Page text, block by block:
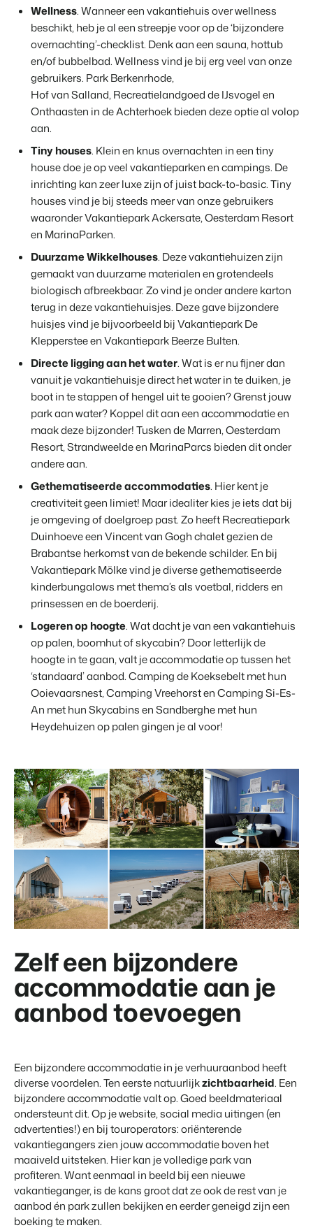
Wellness. Wanneer een vakantiehuis over wellness
beschikt, heb je al een streepje voor op de ‘bijzondere
overnachting’-checklist. Denk aan een sauna, hottub
en/of bubbelbad. Wellness vind je bij erg veel van onze
gebruikers. Park Berkenrhode,
Hof van Salland, Recreatielandgoed de IJsvogel en
Onthaasten in de Achterhoek bieden deze optie al volop
aan.
Tiny houses. Klein en knus overnachten in een tiny
house doe je op veel vakantieparken en campings. De
inrichting kan zeer luxe zijn of juist back-to-basic. Tiny
houses vind je bij steeds meer van onze gebruikers
waaronder Vakantiepark Ackersate, Oesterdam Resort
en MarinaParken.
Duurzame Wikkelhouses. Deze vakantiehuizen zijn
gemaakt van duurzame materialen en grotendeels
biologisch afbreekbaar. Zo vind je onder andere karton
terug in deze vakantiehuisjes. Deze gave bijzondere
huisjes vind je bijvoorbeeld bij Vakantiepark De
Klepperstee en Vakantiepark Beerze Bulten.
Directe ligging aan het water. Wat is er nu fijner dan
vanuit je vakantiehuisje direct het water in te duiken, je
boot in te stappen of hengel uit te gooien? Grenst jouw
park aan water? Koppel dit aan een accommodatie en
maak deze bijzonder! Tusken de Marren, Oesterdam
Resort, Strandweelde en MarinaParcs bieden dit onder
andere aan.
Gethematiseerde accommodaties. Hier kent je
creativiteit geen limiet! Maar idealiter kies je iets dat bij
je omgeving of doelgroep past. Zo heeft Recreatiepark
Duinhoeve een Vincent van Gogh chalet gezien de
Brabantse herkomst van de bekende schilder. En bij
Vakantiepark Mölke vind je diverse gethematiseerde
kinderbungalows met thema’s als voetbal, ridders en
prinsessen en de boerderij.
Logeren op hoogte. Wat dacht je van een vakantiehuis
op palen, boomhut of skycabin? Door letterlijk de
hoogte in te gaan, valt je accommodatie op tussen het
‘standaard’ aanbod. Camping de Koeksebelt met hun
Ooievaarsnest, Camping Vreehorst en Camping Si-Es-
An met hun Skycabins en Sandberghe met hun
Heydehuizen op palen gingen je al voor!
Zelf een bijzondere
accommodatie aan je
aanbod toevoegen
Een bijzondere accommodatie in je verhuuraanbod heeft
diverse voordelen. Ten eerste natuurlijkzichtbaarheid. Een
bijzondere accommodatie valt op. Goed beeldmateriaal
ondersteunt dit. Op je website, social media uitingen (en
advertenties!) en bij touroperators: oriënterende
vakantiegangers zien jouw accommodatie boven het
maaiveld uitsteken. Hier kan je volledige park van
profiteren. Want eenmaal in beeld bij een nieuwe
vakantieganger, is de kans groot dat ze ook de rest van je
aanbod én park zullen bekijken en eerder geneigd zijn een
boeking te maken.